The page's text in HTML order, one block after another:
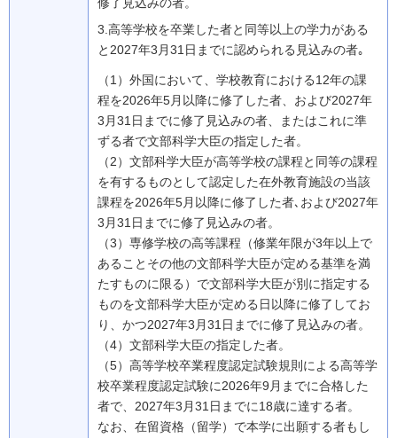
3. 高等学校を卒業した者と同等以上の学力がある
と2027年3月31日までに認められる見込みの者｡
（1）外国において、学校教育における12年の課
程を2026年5月以降に修了した者、および2027年
3月31日までに修了見込みの者、またはこれに準
ずる者で文部科学大臣の指定した者。
（2）文部科学大臣が高等学校の課程と同等の課程
を有するものとして認定した在外教育施設の当該
課程を2026年5月以降に修了した者､および2027年
3月31日までに修了見込みの者。
（3）専修学校の高等課程（修業年限が3年以上で
あることその他の文部科学大臣が定める基準を満
たすものに限る）で文部科学大臣が別に指定する
ものを文部科学大臣が定める日以降に修了してお
り、かつ2027年3月31日までに修了見込みの者。
（4）文部科学大臣の指定した者。
（5）高等学校卒業程度認定試験規則による高等学
校卒業程度認定試験に2026年9月までに合格した
者で、2027年3月31日までに18歳に達する者。
なお、在留資格（留学）で本学に出願する者もし